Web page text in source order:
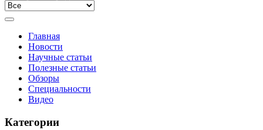
Главная
Новости
Научные статьи
Полезные статьи
Обзоры
Специальности
Видео
Категории